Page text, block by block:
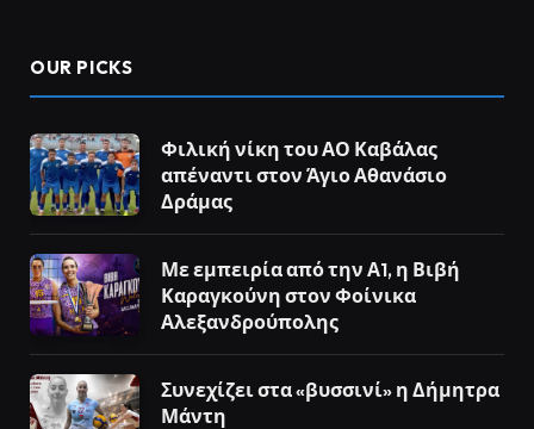
OUR PICKS
Φιλική νίκη του ΑΟ Καβάλας
απέναντι στον Άγιο Αθανάσιο
Δράμας
Με εμπειρία από την Α1, η Βιβή
Καραγκούνη στον Φοίνικα
Αλεξανδρούπολης
Συνεχίζει στα «βυσσινί» η Δήμητρα
Μάντη